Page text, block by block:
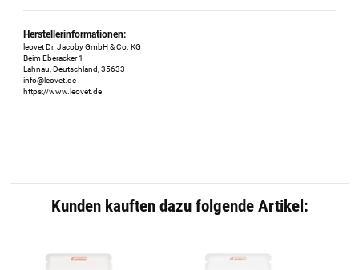
Herstellerinformationen:
leovet Dr. Jacoby GmbH & Co. KG
Beim Eberacker 1
Lahnau, Deutschland, 35633
info@leovet.de
https://www.leovet.de
Kunden kauften dazu folgende Artikel: